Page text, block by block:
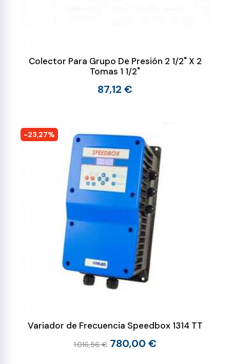
Colector Para Grupo De Presión 2 1/2" X 2
Tomas 1 1/2"
87,12 €
-23,27%
Variador de Frecuencia Speedbox 1314 TT
1.016,56 € 780,00 €